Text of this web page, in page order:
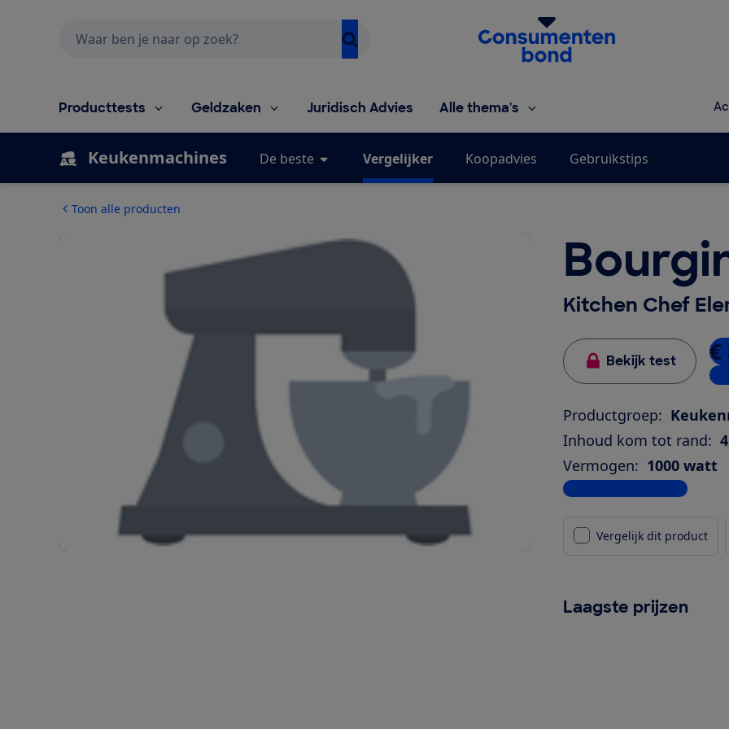
Homepage van de Consumentenbond
Producttests Geldzaken Juridisch Advies Alle thema's
Keukenmachines De beste Vergelijker Koopadvies Gebruikstips
Toon alle producten
Kitchen Chef
Bekijk test €
3
Productgroep:
Inhoud kom tot rand:
Vermogen: 1000 watt
Bekijk alle specificaties
Vergelijk dit product
Laagste prijzen